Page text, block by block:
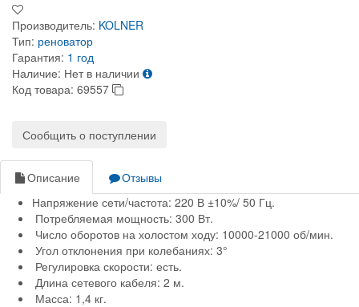
Производитель: KOLNER
Тип: реноватор
Гарантия: 1 год
Наличие: Нет в наличии
Код товара: 69557
Сообщить о поступлении
Описание
Отзывы
Напряжение сети/частота: 220 В ±10%/ 50 Гц.
Потребляемая мощность: 300 Вт.
Число оборотов на холостом ходу: 10000-21000 об/мин.
Угол отклонения при колебаниях: 3°
Регулировка скорости: есть.
Длина сетевого кабеля: 2 м.
Масса: 1,4 кг.